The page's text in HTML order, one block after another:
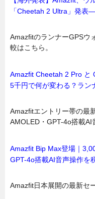
「Cheetah 2 Ultra」発表
AmazfitのランナーGPSウ
較はこちら。
Amazfit Cheetah 2 Pro と
5千円で何が変わる？ラン
Amazfitエントリー帯の最
AMOLED・GPT-4o搭載AI
Amazfit Bip Max登場｜
GPT-4o搭載AI音声操作を
Amazfit日本展開の最新セ